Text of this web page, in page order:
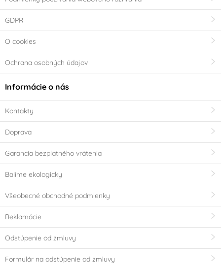
GDPR
O cookies
Ochrana osobných údajov
Informácie o nás
Kontakty
Doprava
Garancia bezplatného vrátenia
Balíme ekologicky
Všeobecné obchodné podmienky
Reklamácie
Odstúpenie od zmluvy
Formulár na odstúpenie od zmluvy